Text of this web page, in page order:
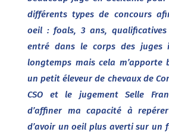
différents types de concours
oeil : foals, 3 ans,
entré dans le corps des juges
longtemps mais cela m’apporte
un petit éleveur de chevaux de
CSO et le jugement Selle
d’affiner ma capacité à
d’avoir un oeil plus averti sur un